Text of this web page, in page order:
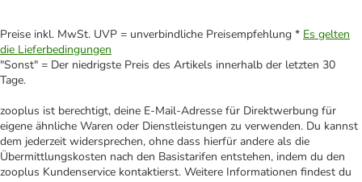
Preise inkl. MwSt. UVP = unverbindliche Preisempfehlung * Es gelten
die Lieferbedingungen
"Sonst" = Der niedrigste Preis des Artikels innerhalb der letzten 30
Tage.
zooplus ist berechtigt, deine E-Mail-Adresse für Direktwerbung für
eigene ähnliche Waren oder Dienstleistungen zu verwenden. Du kannst
dem jederzeit widersprechen, ohne dass hierfür andere als die
Übermittlungskosten nach den Basistarifen entstehen, indem du den
zooplus Kundenservice kontaktierst. Weitere Informationen findest du